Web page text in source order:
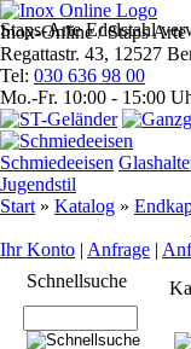
Staps-Arte Edelstahl
Inox-Online / Staps Arte
Regattastr. 43, 12527
Tel: 030 636 98 00
Mo.-Fr. 10:00 - 15:00
Schmiedeeisen
Jugendstil
Start » Katalog »
Ihr Konto | Anfrage |
Schnell­suche